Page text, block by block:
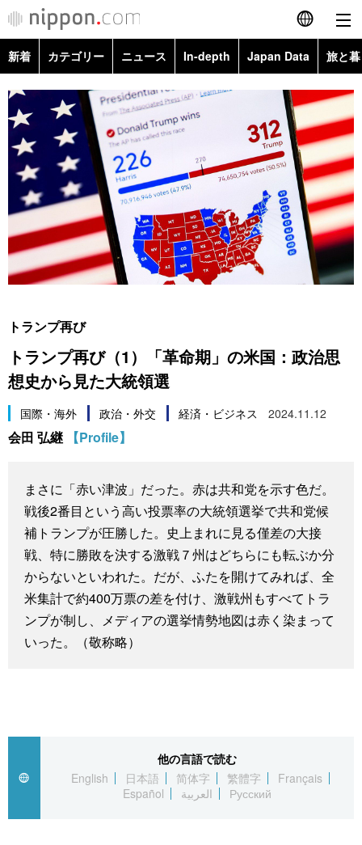
English
简体字
繁體字
Français
Español
العربية
カテゴリー
政治・外交
経済・ビジネス
社会
文化
科学・技術
スポーツ・東京2020
ニュース
トップ
In-depth
旅と暮らし
動画/Live
Books
Topics
Images
People
公式SNS
新着 カテゴリー ニュース In-depth Japan Data 旅と
政治・外交
経済・ビジネス
国際・海外
社会
文化
スポーツ・東京2020
Topics
Images
People
東京
お知らせ
トランプ再び
トランプ再び（1）「革命期」の米国：政治思
想史から見た大統領選
国際・海外 政治・外交 経済・ビジネス 2024.11.12
会田 弘継 【Profile】
まさに「赤い津波」だった。赤は共和党を示す色だ。
戦後2番目という高い投票率の大統領選挙で共和党候
補トランプが圧勝した。史上まれに見る僅差の大接
戦、特に勝敗を決する激戦７州はどちらにも転ぶか分
からないといわれた。だが、ふたを開けてみれば、全
米集計で約400万票の差を付け、激戦州もすべてトラ
ンプが制し、メディアの選挙情勢地図は赤く染まって
いった。（敬称略）
他の言語で読む
English
日本語 简体字 繁體字
Français
Español
العربية Русский